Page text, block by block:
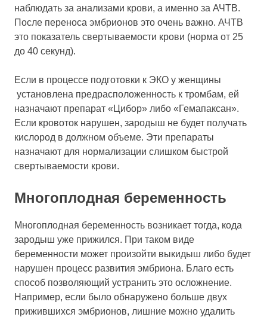
наблюдать за анализами крови, а именно за АЧТВ.
После переноса эмбрионов это очень важно. АЧТВ
это показатель свертываемости крови (норма от 25
до 40 секунд).
Если в процессе подготовки к ЭКО у женщины
установлена предрасположенность к тромбам, ей
назначают препарат «Цибор» либо «Гемапаксан».
Если кровоток нарушен, зародыш не будет получать
кислород в должном объеме. Эти препараты
назначают для нормализации слишком быстрой
свертываемости крови.
Многоплодная беременность
Многоплодная беременность возникает тогда, кода
зародыш уже прижился. При таком виде
беременности может произойти выкидыш либо будет
нарушен процесс развития эмбриона. Благо есть
способ позволяющий устранить это осложнение.
Например, если было обнаружено больше двух
прижившихся эмбрионов, лишние можно удалить